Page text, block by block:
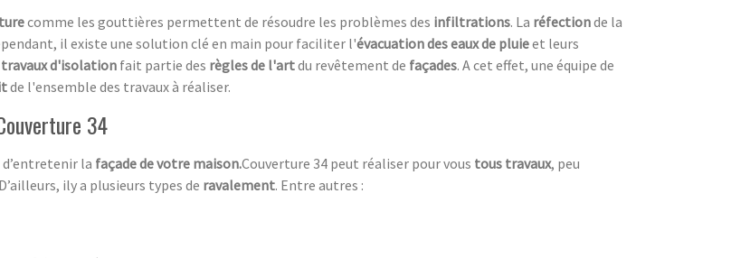
comme les gouttières permettent de résoudre les problèmes des infiltrations. La réfectionde la
il existe une solution clé en main pour faciliter l'évacuation des eaux de pluieet leurs
travaux d'isolation fait partie des règles de l'artdu revêtement de façades. A cet effet, une équipe de
de l'ensemble des travaux à réaliser.
34
d’entretenir la façade de votre maison.Couverture 34 peut réaliser pour vous tous travaux, peu
ily a plusieurs types de ravalement. Entre autres :